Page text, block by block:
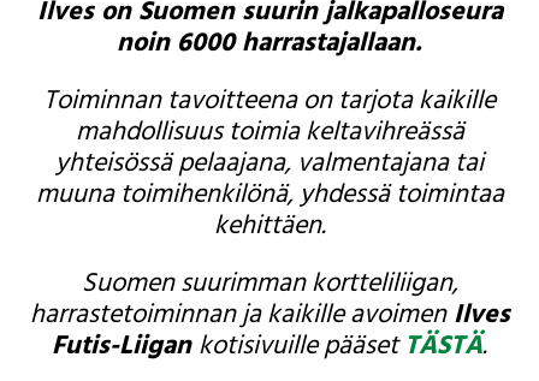
Ilves on Suomen suurin jalkapalloseura
noin 6000 harrastajallaan.
Toiminnan tavoitteena on tarjota kaikille
mahdollisuus toimia keltavihreässä
yhteisössä pelaajana, valmentajana tai
muuna toimihenkilönä, yhdessä toimintaa
kehittäen.
Suomen suurimman kortteliliigan,
harrastetoiminnan ja kaikille avoimenIlves
Futis-Liigan kotisivuille pääsetTÄSTÄ.